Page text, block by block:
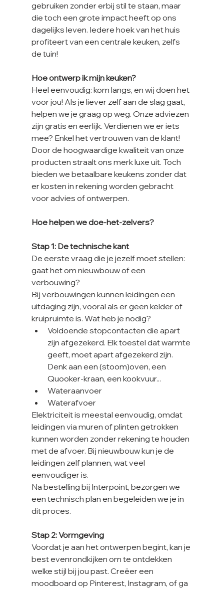
gebruiken zonder erbij stil te staan, maar
die toch een grote impact heeft op ons
dagelijks leven. Iedere hoek van het huis
profiteert van een centrale keuken, zelfs
de tuin!
Hoe ontwerp ik mijn keuken?
Heel eenvoudig: kom langs, en wij doen het
voor jou! Als je liever zelf aan de slag gaat,
helpen we je graag op weg. Onze adviezen
zijn gratis en eerlijk. Verdienen we er iets
mee? Enkel het vertrouwen van de klant!
Door de hoogwaardige kwaliteit van onze
producten straalt ons merk luxe uit. Toch
bieden we betaalbare keukens zonder dat
er kosten in rekening worden gebracht
voor advies of ontwerpen.
Hoe helpen we doe-het-zelvers?
Stap 1: De technische kant
De eerste vraag die je jezelf moet stellen:
gaat het om nieuwbouw of een
verbouwing?
Bij verbouwingen kunnen leidingen een
uitdaging zijn, vooral als er geen kelder of
kruipruimte is. Wat heb je nodig?
Voldoende stopcontacten die apart
zijn afgezekerd. Elk toestel dat warmte
geeft, moet apart afgezekerd zijn.
Denk aan een (stoom)oven, een
Quooker-kraan, een kookvuur...
Wateraanvoer
Waterafvoer
Elektriciteit is meestal eenvoudig, omdat
leidingen via muren of plinten getrokken
kunnen worden zonder rekening te houden
met de afvoer. Bij nieuwbouw kun je de
leidingen zelf plannen, wat veel
eenvoudiger is.
Na bestelling bij Interpoint, bezorgen we
een technisch plan en begeleiden we je in
dit proces.
Stap 2: Vormgeving
Voordat je aan het ontwerpen begint, kan je
best evenrondkijken om te ontdekken
welke stijl bij jou past. Creëer een
moodboard op Pinterest, Instagram, of ga